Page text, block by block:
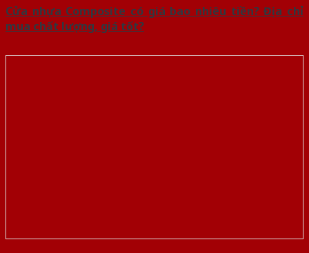
Cửa nhựa Composite có giá bao nhiêu tiền? Địa chỉ
mua chất lượng, giá tốt?